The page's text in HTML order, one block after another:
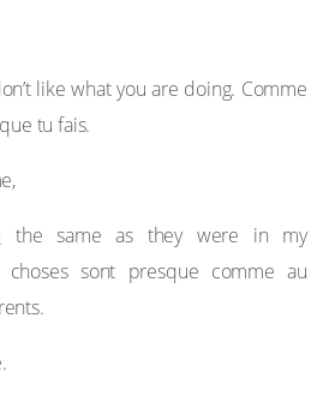
like what you are doing. Comme
tu fais.
the same as they were in my
choses sont presque comme au